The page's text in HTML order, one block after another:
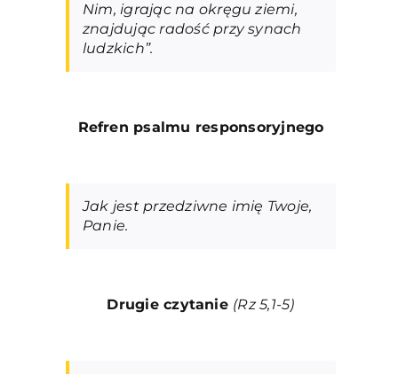
Nim, igrając na okręgu ziemi,
znajdując radość przy synach
ludzkich”.
Refren psalmu responsoryjnego
Jak jest przedziwne imię Twoje,
Panie.
Drugie czytanie (Rz 5,1-5)